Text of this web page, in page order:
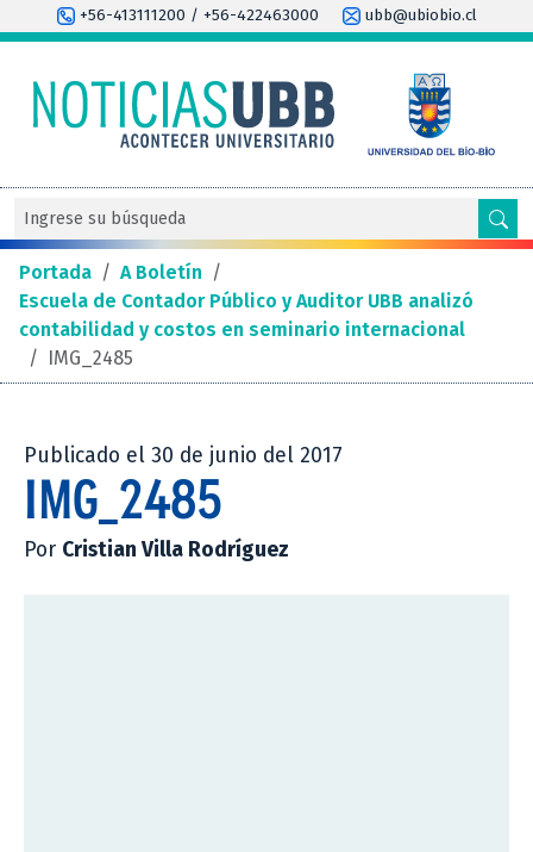
+56-413111200 / +56-422463000 ubb@ubiobio.cl
Portada / A Boletín /
Escuela de Contador Público y Auditor UBB analizó
contabilidad y costos en seminario internacional
/ IMG_2485
Publicado el 30 de junio del 2017
IMG_2485
Por Cristian Villa Rodríguez